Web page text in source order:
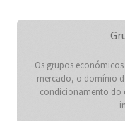
Os grupos
mercado, o domínio
condicionamento do